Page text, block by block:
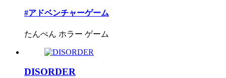
#アドベンチャーゲーム
たんぺん ホラー ゲーム
DISORDER